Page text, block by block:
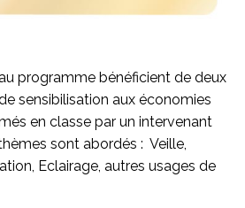
programme bénéficient de deux
sensibilisation aux économies
en classe par un intervenant
sont abordés : Veille,
Eclairage, autres usages de